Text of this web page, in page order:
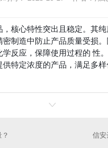
核心特性突出且稳定。其
制造中防止产品质量受损
反应，保障使用过程的 性
特定浓度的产品，满足多